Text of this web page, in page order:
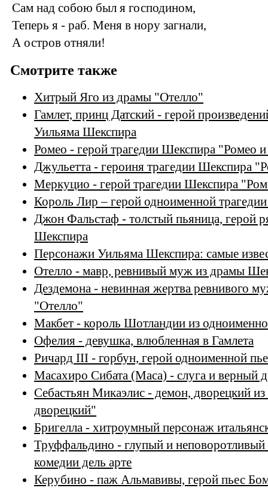
Сам над собою был я господином,
Теперь я - раб. Меня в нору загнали,
А остров отняли!
Смотрите также
Хитрый Яго из драмы "Отелло"
Гамлет, принц Датский - герой
Уильяма Шекспира
Ромео - герой трагедии Шекспира "Ромео
Джульетта - героиня трагедии Шекспира
Меркуцио - герой трагедии Шекспира
Король Лир – герой одноименной
Джон Фальстаф - толстый пьяница, герой
Шекспира
Персонажи Уильяма Шекспира: самые
Отелло - мавр, ревнивый муж из драмы
Дездемона - невинная жертва ревнивого
"Отелло"
Макбет - король Шотландии из
Офелия - девушка, влюбленная в Гамлета
Ричард III - горбун, герой одноименной
Масахиро Сибата (Маса) - слуга и верный
Себастьян Микаэлис - демон, дворецкий
дворецкий"
Бригелла - хитроумный персонаж
Труффальдино - глупый и неповоротливый
комедии дель арте
Керубино - паж Альмавивы, герой пьес